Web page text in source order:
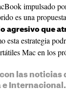
impulsado
es una
agresivo que
esta estrategia
Mac en los
las noticias
e Internacional.